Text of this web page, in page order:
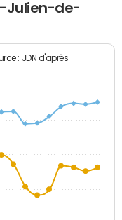
Julien-de-
: JDN d'après